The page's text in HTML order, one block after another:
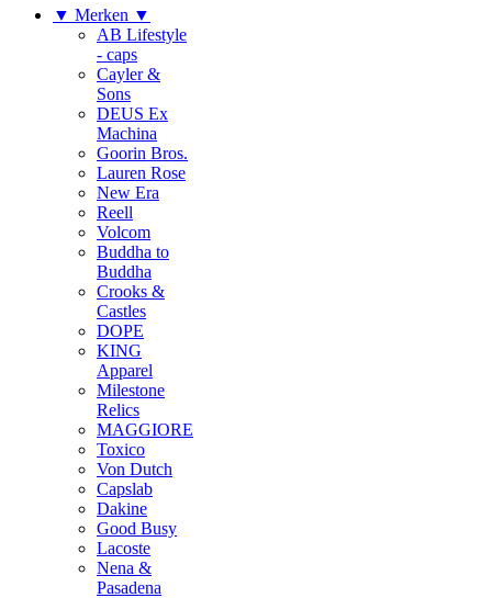
▼ Merken ▼
AB Lifestyle
- caps
Cayler &
Sons
DEUS Ex
Machina
Goorin Bros.
Lauren Rose
New Era
Reell
Volcom
Buddha to
Buddha
Crooks &
Castles
DOPE
KING
Apparel
Milestone
Relics
MAGGIORE
Toxico
Von Dutch
Capslab
Dakine
Good Busy
Lacoste
Nena &
Pasadena